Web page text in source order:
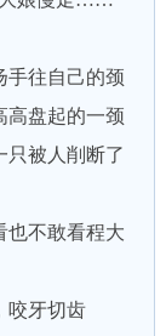
往自己的颈
高盘起的一颈
只被人削断了
不敢看程大
牙切齿